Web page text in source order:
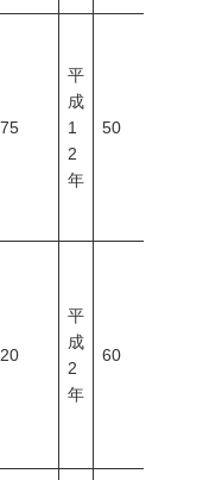
75
平
成
1
2
年
50
20
平
成
2
年
60